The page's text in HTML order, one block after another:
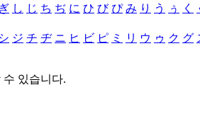
ぎ し じ ち ぢ に ひ び ぴ み り う ぅ く
シ ジ チ ヂ ニ ヒ ビ ピ ミ リ ウ ゥ ク グ
있습니다.